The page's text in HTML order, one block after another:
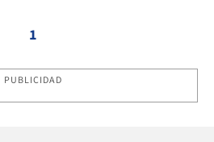
1
PUBLICIDAD